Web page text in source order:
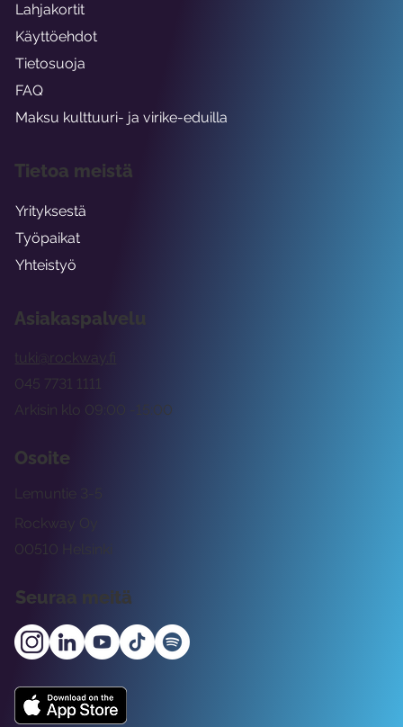
Asiakaspalvelu
tuki@rockway.fi
Arkisin klo 09:00 -15:00
045 7731 1111
Osoite
Rockway Oy
Lemuntie 3-5
00510 Helsinki
Seuraa meitä
Lahjakortit
Käyttöehdot
Tietosuoja
FAQ
Maksu kulttuuri- ja virike-eduilla
Tietoa meistä
Yrityksestä
Työpaikat
Yhteistyö